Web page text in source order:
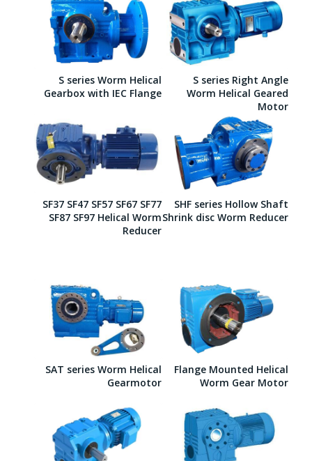
S series Right Angle
Worm Helical Geared
Motor
S series Worm Helical
Gearbox with IEC Flange
SHF series Hollow Shaft
Shrink disc Worm Reducer
SF37 SF47 SF57 SF67 SF77
SF87 SF97 Helical Worm
Reducer
Flange Mounted Helical
Worm Gear Motor
SAT series Worm Helical
Gearmotor